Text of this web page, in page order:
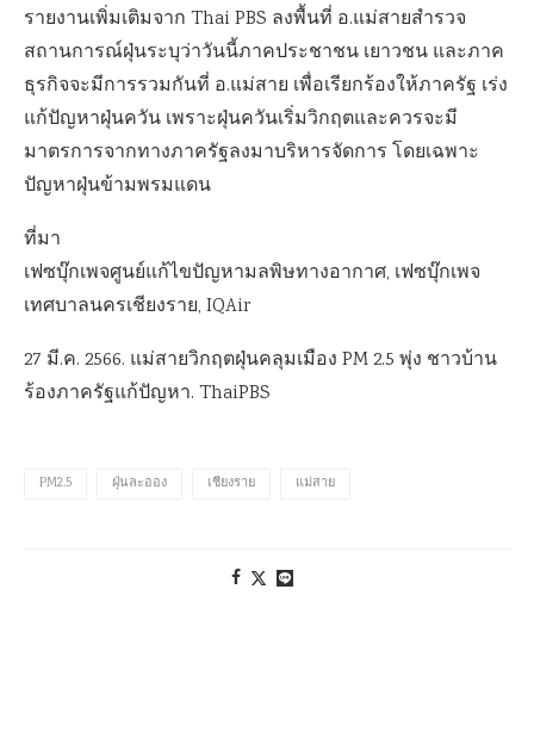
รายงานเพิ่มเติมจาก Thai PBS ลงพื้นที่ อ.แม่สายสำรวจ
สถานการณ์ฝุ่นระบุว่าวันนี้ภาคประชาชน เยาวชน และภาค
ธุรกิจจะมีการรวมกันที่ อ.แม่สาย เพื่อเรียกร้องให้ภาครัฐ เร่ง
แก้ปัญหาฝุ่นควัน เพราะฝุ่นควันเริ่มวิกฤตและควรจะมี
มาตรการจากทางภาครัฐลงมาบริหารจัดการ โดยเฉพาะ
ปัญหาฝุ่นข้ามพรมแดน
ที่มา
เฟซบุ๊กเพจศูนย์แก้ไขปัญหามลพิษทางอากาศ, เฟซบุ๊กเพจ
เทศบาลนครเชียงราย, IQAir
27 มี.ค. 2566. แม่สายวิกฤตฝุ่นคลุมเมือง PM 2.5 พุ่ง ชาวบ้าน
ร้องภาครัฐแก้ปัญหา. ThaiPBS
PM2.5 ฝุ่นละออง เชียงราย แม่สาย